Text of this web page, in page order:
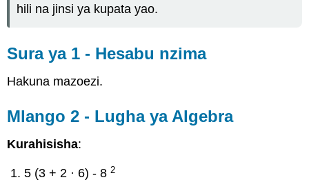
hili na jinsi ya kupata yao.
Sura ya 1 - Hesabu nzima
Hakuna mazoezi.
Mlango 2 - Lugha ya Algebra
Kurahisisha:
5 (3 + 2 · 6) - 82